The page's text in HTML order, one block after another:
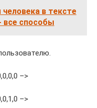
в тексте
все способы
–>
–>